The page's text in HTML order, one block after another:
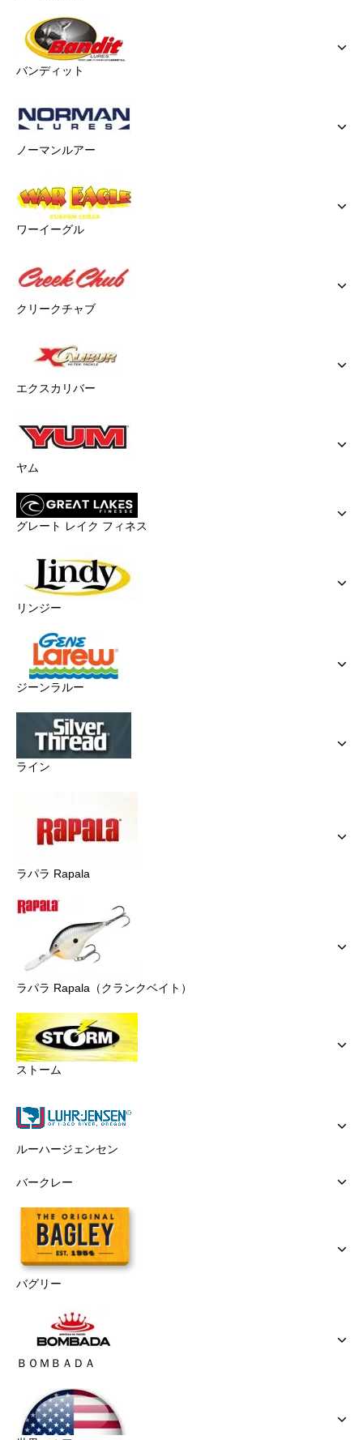
バンディット
ノーマンルアー
ワーイーグル
クリークチャブ
エクスカリバー
ヤム
グレート レイク フィネス
リンジー
ジーンラルー
ライン
ラパラ Rapala
ラパラ Rapala（クランクベイト）
ストーム
ルーハージェンセン
バークレー
バグリー
ＢＯＭＢＡＤＡ